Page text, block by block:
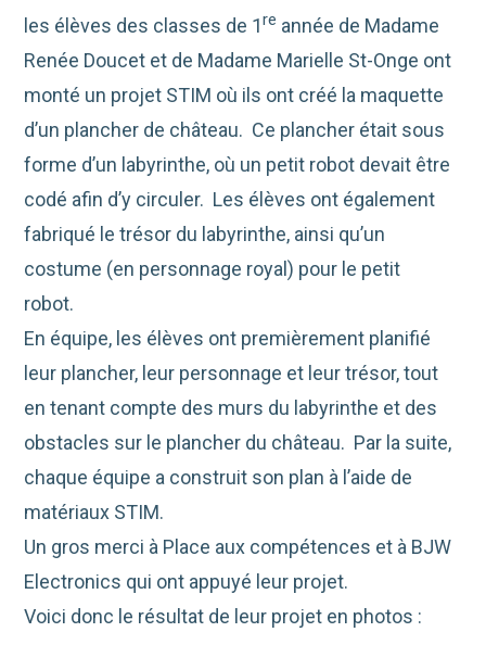
les élèves des classes de 1re année de Madame
Renée Doucet et de Madame Marielle St-Onge ont
monté un projet STIM où ils ont créé la maquette
d’un plancher de château. Ce plancher était sous
forme d’un labyrinthe, où un petit robot devait être
codé afin d’y circuler. Les élèves ont également
fabriqué le trésor du labyrinthe, ainsi qu’un
costume (en personnage royal) pour le petit
robot.
En équipe, les élèves ont premièrement planifié
leur plancher, leur personnage et leur trésor, tout
en tenant compte des murs du labyrinthe et des
obstacles sur le plancher du château. Par la suite,
chaque équipe a construit son plan à l’aide de
matériaux STIM.
Un gros merci à Place aux compétences et à BJW
Electronics qui ont appuyé leur projet.
Voici donc le résultat de leur projet en photos :